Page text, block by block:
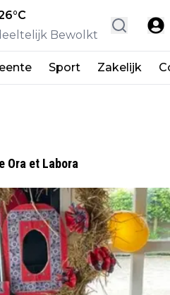
°C
Bewolkt
Sport Zakelijk
Ora et Labora